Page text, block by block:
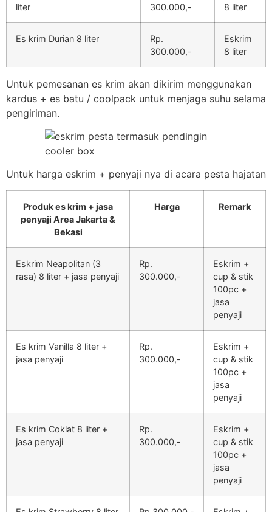
liter
300.000,-
8 liter
Es krim Durian 8 liter
Rp.
300.000,-
Eskrim
8 liter
Untuk pemesanan es krim akan dikirim menggunakan
kardus + es batu / coolpack untuk menjaga suhu selama
pengiriman.
Untuk harga eskrim + penyaji nya di acara pesta hajatan
Produk es krim + jasa
penyaji Area Jakarta &
Bekasi
Harga Remark
Eskrim Neapolitan (3
rasa) 8 liter + jasa penyaji
Rp.
300.000,-
Eskrim +
cup & stik
100pc +
jasa
penyaji
Es krim Vanilla 8 liter +
jasa penyaji
Rp.
300.000,-
Eskrim +
cup & stik
100pc +
jasa
penyaji
Es krim Coklat 8 liter +
jasa penyaji
Rp.
300.000,-
Eskrim +
cup & stik
100pc +
jasa
penyaji